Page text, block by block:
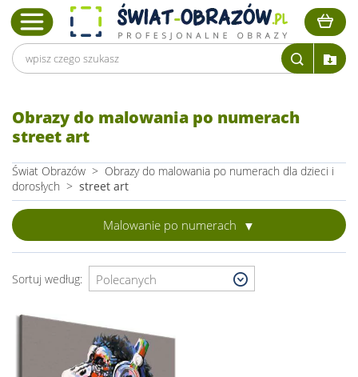
Obrazy do malowania po numerach
street art
Świat Obrazów > Obrazy do malowania po numerach dla dzieci i
dorosłych > street art
Malowanie po numerach
Sortuj według: